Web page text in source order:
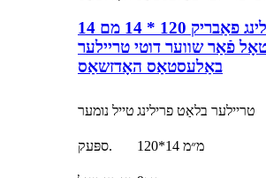
בלאַט פרילינג פאַבריק 120 * 14 מם 14
פֿאַר שווער דוטי טריילער
באַלעסטאַס האָדזשאַס
טייל נומער טריילער בלאַט פרילינג
ספּעק.
120*14 מ״מ